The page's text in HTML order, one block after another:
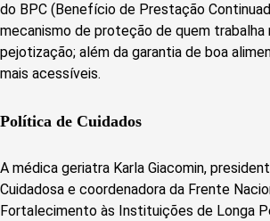
do BPC (Benefício de Prestação
mecanismo de proteção de quem trabalha
pejotização; além da garantia de boa
mais acessíveis.
Política de Cuidados
A médica geriatra Karla Giacomin,
Cuidadosa e coordenadora da Frente
Fortalecimento às Instituições de Longa